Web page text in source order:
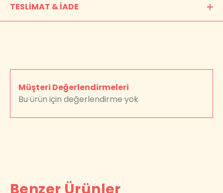
TESLİMAT & İADE
Detaylı bilgi için Kargo ve İade sayfamızı
inceleyebilirsiniz >
Müşteri Değerlendirmeleri
Bu ürün için değerlendirme yok